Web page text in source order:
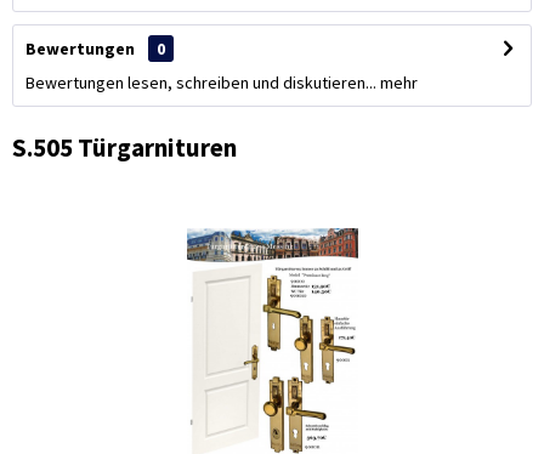
Bewertungen
0
Bewertungen lesen, schreiben und diskutieren... mehr
S.505 Türgarnituren